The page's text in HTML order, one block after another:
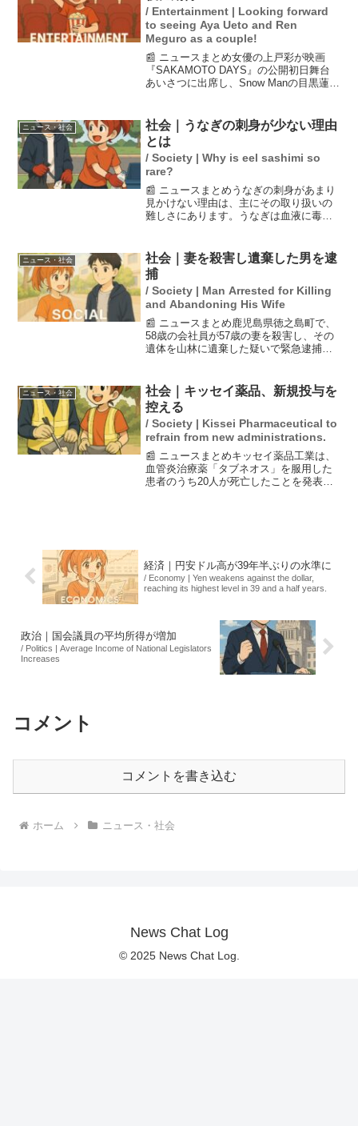
/ Entertainment | Looking forward
to seeing Aya Ueto and Ren
Meguro as a couple!
📰 ニュースまとめ女優の上戸彩が映画
『SAKAMOTO DAYS』の公開初日舞台
あいさつに出席し、Snow Manの目黒蓮と
顔赤くなっちゃう」と言い、彼に対する
気持ちを...
ニュース・社会
社会｜うなぎの刺身が少ない理由
とは
/ Society | Why is eel sashimi so
rare?
📰 ニュースまとめうなぎの刺身があまり
見かけない理由は、主にその取り扱いの
難しさにあります。うなぎは血液に毒を
め、刺身として提供されることが少ない
のです。また、土用の丑の...
ニュース・社会
社会｜妻を殺害し遺棄した男を逮
捕
/ Society | Man Arrested for Killing
and Abandoning His Wife
📰 ニュースまとめ鹿児島県徳之島町で、
58歳の会社員が57歳の妻を殺害し、その
遺体を山林に遺棄した疑いで緊急逮捕さ
現在捜査中です。地域社会に衝撃が走っ
ており、今後の展開...
ニュース・社会
社会｜キッセイ薬品、新規投与を
控える
/ Society | Kissei Pharmaceutical to
refrain from new administrations.
📰 ニュースまとめキッセイ薬品工業は、
血管炎治療薬「タブネオス」を服用した
患者のうち20人が死亡したことを発表し
経済｜円安ドル高が39年半ぶりの水準に
/ Economy | Yen weakens against the dollar,
reaching its highest level in 39 and a half years.
政治｜国会議員の平均所得が増加
/ Politics | Average Income of National Legislators
Increases
コメント
コメントを書き込む
ホーム ニュース・社会
News Chat Log
© 2025 News Chat Log.